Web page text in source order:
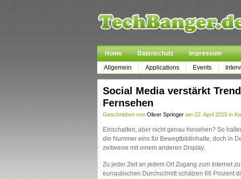
Home Datenschutz
Impressum
Allgemein
Applications Events
Social Media verstärkt
Fernsehen
Geschrieben von Oliver Springer am 22. April 2015 in
Einschalten, aber nicht genau hinsehen? So
die Nummer eins für Bewegtbildinhalte, doch in
zeitweise mit einem anderen Display.
Zu jeder Zeit an jedem Ort Zugang zum Internet
europäischen Durchschnitt schätzen 66 Prozent